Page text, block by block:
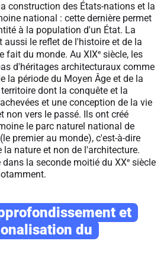
construction des États-nations et la
national : cette dernière permet
à la population d'un État. La
le reflet de l'histoire et de la
fait du monde. Au XIXe siècle, les
d'héritages architecturaux comme
la période du Moyen Âge et de la
dont la conquête et la
et une conception de la vie
non vers le passé. Ils ont créé
le parc naturel national de
premier au monde), c'est-à-dire
la nature et non de l'architecture.
dans la seconde moitié du XXe siècle
et
du